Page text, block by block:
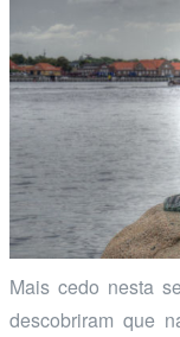
Mais cedo nesta
descobriram que